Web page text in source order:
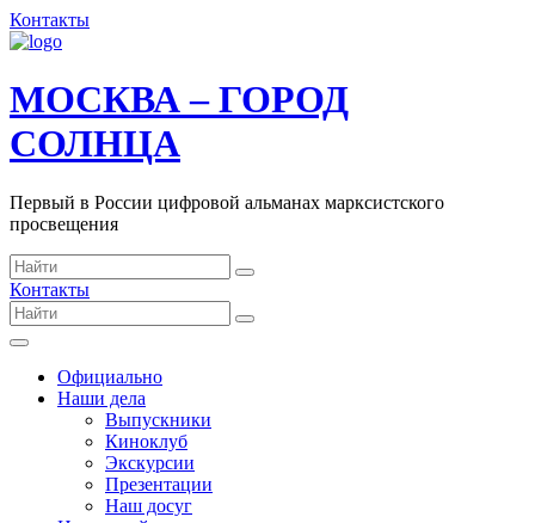
Контакты
МОСКВА – ГОРОД
СОЛНЦА
Первый в России цифровой альманах марксистского
просвещения
Контакты
Официально
Наши дела
Выпускники
Киноклуб
Экскурсии
Презентации
Наш досуг